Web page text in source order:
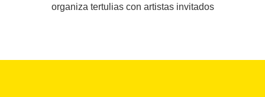
organiza tertulias con artistas invitados